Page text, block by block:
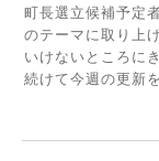
町長選立候補予定
のテーマに取り上
いけないところに
続けて今週の更新を